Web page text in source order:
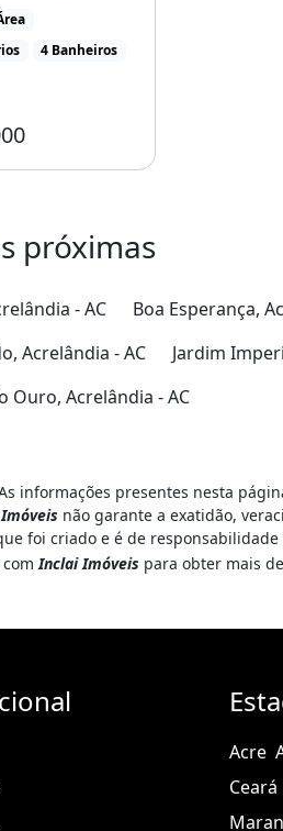
amp lt br [...]
4 Banheiros
próximas
- AC Boa Esperança,
Acrelândia - AC
Jardim
Ouro, Acrelândia - AC
informações presentes nesta
não garante a exatidão,
foi criado e é de
comInclai Imóveis para obter mais
Acre
Ceará